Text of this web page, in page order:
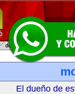
El dueño de